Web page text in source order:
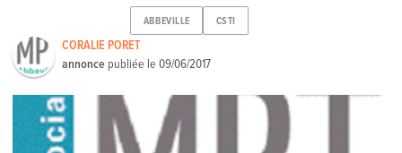
ABBEVILLE CSTI
CORALIE PORET
annonce publiée le09/06/2017